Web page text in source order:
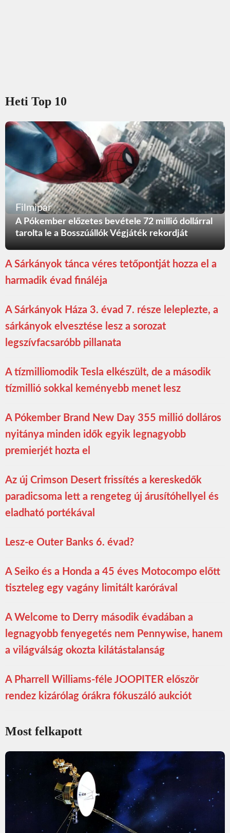
Heti Top 10
Filmipar
A Pókember előzetes bevétele 72 millió dollárral
tarolta le a Bosszúállók Végjáték rekordját
A Sárkányok tánca véres tetőpontját hozza el a
harmadik évad fináléja
A Sárkányok Háza 3. évad 7. része leleplezte, a
sárkányok elvesztése lesz a sorozat
legszívfacsaróbb pillanata
A tízmilliomodik Tesla elkészült, de a második
tízmillió sokkal keményebb menet lesz
A Pókember Brand New Day 355 millió dolláros
nyitánya minden idők egyik legnagyobb
premierjét hozta el
Az új Crimson Desert frissítés a kereskedők
paradicsoma lett a rengeteg új árusítóhellyel és
eladható portékával
Lesz-e Outer Banks 6. évad?
A Seiko és a Honda a 45 éves Motocompo előtt
tiszteleg egy vagány limitált karórával
A Welcome to Derry második évadában a
legnagyobb fenyegetés nem Pennywise, hanem
a világválság okozta kilátástalanság
A Pharrell Williams-féle JOOPITER először
rendez kizárólag órákra fókuszáló aukciót
Most felkapott